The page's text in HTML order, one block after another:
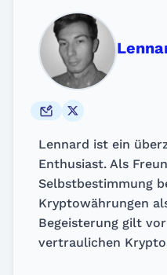
Lennard ist ein
Enthusiast. Als
Selbstbestimmung
Kryptowährungen
Begeisterung gilt
vertraulichen